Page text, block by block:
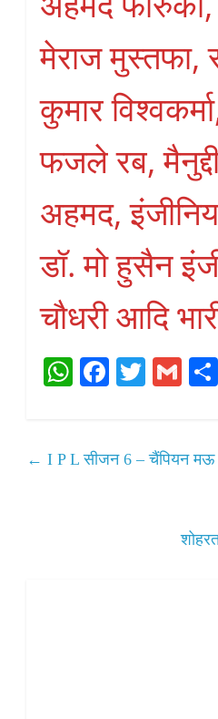
मेराज मुस्तफा,
कुमार
फजले रब,
अहमद,
डॉ. मो हुसैन
चौधरी आदि
W
A
Fa
ok
T
r
G
← I P L सीजन 6 – चैंपियन मऊ